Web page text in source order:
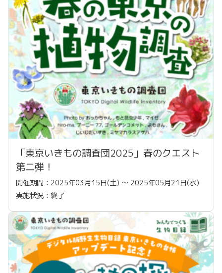
「東京いきもの調査団2025」春のクエスト
第二弾！
開催期間：2025年03月15日(土) 〜 2025年05月21日(水)
実施状況：終了